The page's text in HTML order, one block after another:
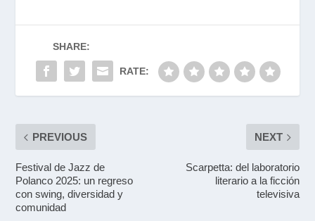
SHARE:
RATE:
PREVIOUS
Festival de Jazz de
Polanco 2025: un regreso
con swing, diversidad y
comunidad
NEXT
Scarpetta: del laboratorio
literario a la ficción
televisiva